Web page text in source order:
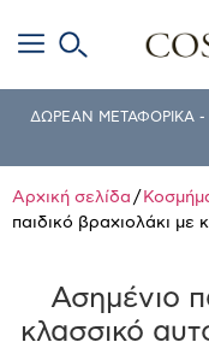
ΔΩΡΕΑΝ ΜΕΤΑΦΟΡΙΚΑ -
Αρχική σελίδα /
παιδικό βραχιολάκι με
Ασημένιο
κλασσικό